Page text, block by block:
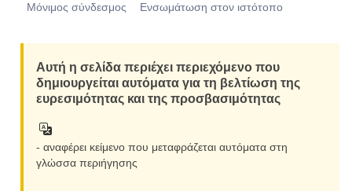
Μόνιμος σύνδεσμος Eνσωμάτωση στον ιστότοπο
Αυτή η σελίδα περιέχει περιεχόμενο που
δημιουργείται αυτόματα για τη βελτίωση της
ευρεσιμότητας και της προσβασιμότητας
- αναφέρει κείμενο που μεταφράζεται αυτόματα στη
γλώσσα περιήγησης